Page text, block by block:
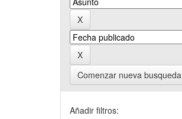
Comenzar nueva busqueda
Añadir filtros: